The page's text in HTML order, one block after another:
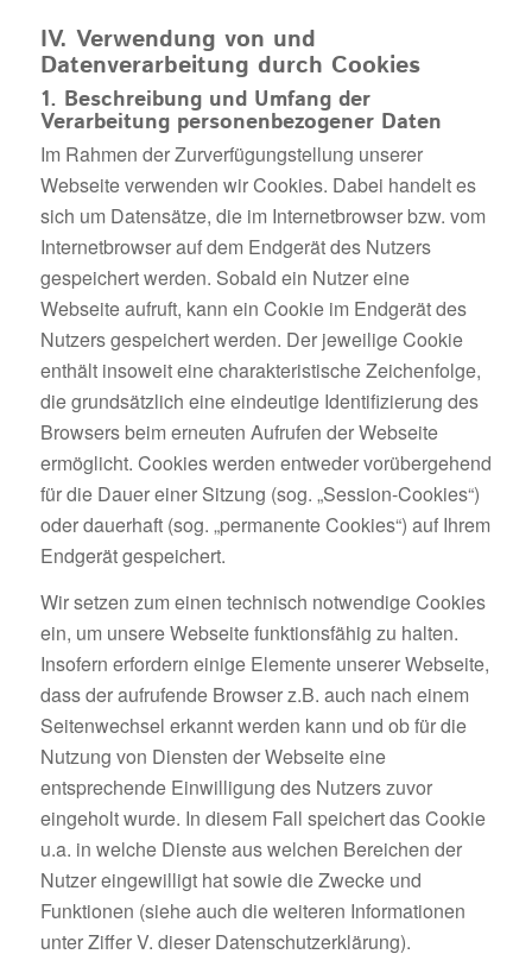
IV. Verwendung von und
Datenverarbeitung durch Cookies
1. Beschreibung und Umfang der
Verarbeitung personenbezogener Daten
Im Rahmen der Zurverfügungstellung unserer
Webseite verwenden wir Cookies. Dabei handelt es
sich um Datensätze, die im Internetbrowser bzw. vom
Internetbrowser auf dem Endgerät des Nutzers
gespeichert werden. Sobald ein Nutzer eine
Webseite aufruft, kann ein Cookie im Endgerät des
Nutzers gespeichert werden. Der jeweilige Cookie
enthält insoweit eine charakteristische Zeichenfolge,
die grundsätzlich eine eindeutige Identifizierung des
Browsers beim erneuten Aufrufen der Webseite
ermöglicht. Cookies werden entweder vorübergehend
für die Dauer einer Sitzung (sog. „Session-Cookies“)
oder dauerhaft (sog. „permanente Cookies“) auf Ihrem
Endgerät gespeichert.
Wir setzen zum einen technisch notwendige Cookies
ein, um unsere Webseite funktionsfähig zu halten.
Insofern erfordern einige Elemente unserer Webseite,
dass der aufrufende Browser z.B. auch nach einem
Seitenwechsel erkannt werden kann und ob für die
Nutzung von Diensten der Webseite eine
entsprechende Einwilligung des Nutzers zuvor
eingeholt wurde. In diesem Fall speichert das Cookie
u.a. in welche Dienste aus welchen Bereichen der
Nutzer eingewilligt hat sowie die Zwecke und
Funktionen (siehe auch die weiteren Informationen
unter Ziffer V. dieser Datenschutzerklärung).